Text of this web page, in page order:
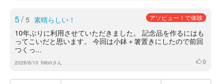
5/ 5 素晴らしい！ アソビュー！で体験
10年ぶりに利用させていただきました。 記念品を作るにはも
ってこいだと思います。 今回は小鉢＋箸置きにしたので前回
つくっ...
2026/6/10 hironさん いいね
0